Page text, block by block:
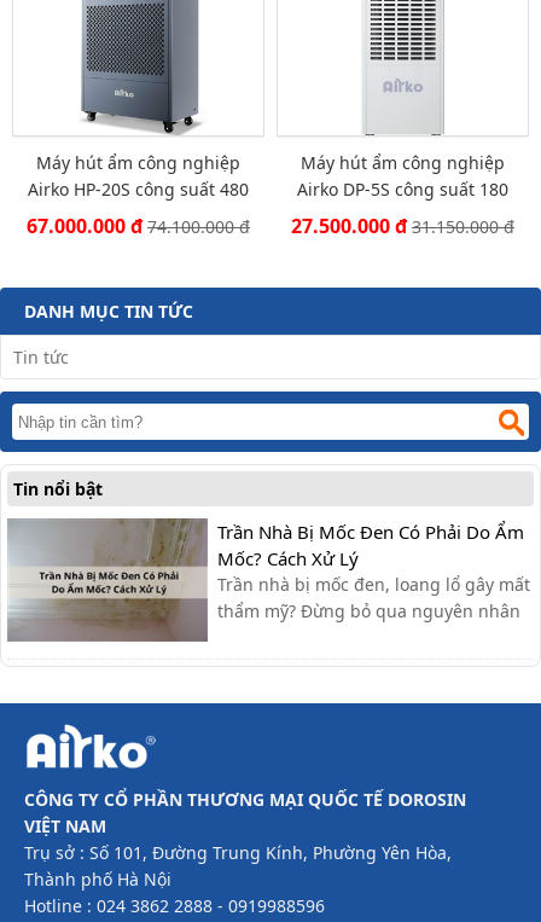
Máy hút ẩm công nghiệp
Airko HP-20S công suất 480
lít/ ngày
67.000.000 đ74.100.000 đ
Máy hút ẩm công nghiệp
Airko DP-5S công suất 180
lít/ngày
27.500.000 đ31.150.000 đ
DANH MỤC TIN TỨC
Tin tức
Tin nổi bật
Trần Nhà Bị Mốc Đen Có Phải Do Ẩm
Mốc? Cách Xử Lý
Trần nhà bị mốc đen, loang lổ gây mất
thẩm mỹ? Đừng bỏ qua nguyên nhân
ngay tại nhà mà bài viết dưới đây sẽ
CÔNG TY CỔ PHẦN THƯƠNG MẠI QUỐC TẾ DOROSIN
VIỆT NAM
Trụ sở : Số 101, Đường Trung Kính, Phường Yên Hòa,
Thành phố Hà Nội
Hotline : 024 3862 2888 - 0919988596